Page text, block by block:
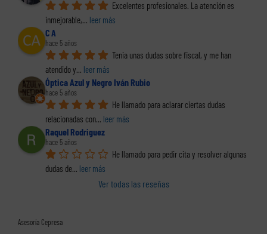
Excelentes profesionales. La atención es
inmejorable,... leer más
C A
hace 5 años
Tenia unas dudas sobre fiscal, y me han
atendido y... leer más
Óptica Azul y Negro Iván Rubio
hace 5 años
He llamado para aclarar ciertas dudas
relacionadas con... leer más
Raquel Rodriguez
hace 5 años
He llamado para pedir cita y resolver algunas
dudas de... leer más
Ver todas las reseñas
Asesoría Cepresa